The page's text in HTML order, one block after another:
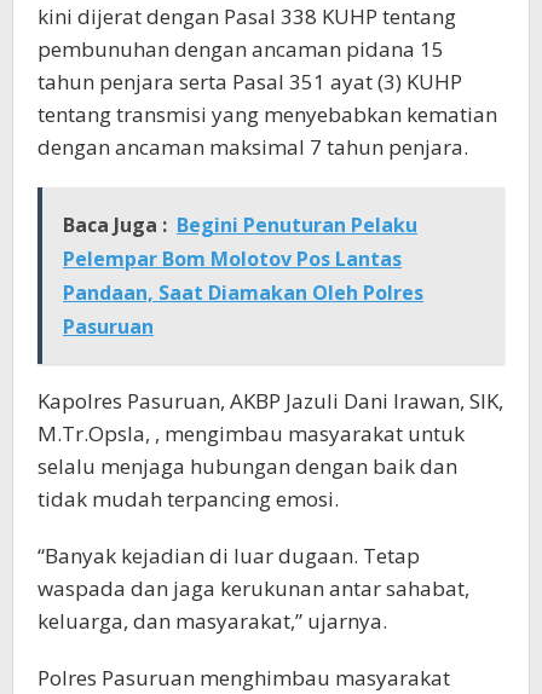
kini dijerat dengan Pasal 338 KUHP tentang
pembunuhan dengan ancaman pidana 15
tahun penjara serta Pasal 351 ayat (3) KUHP
tentang transmisi yang menyebabkan kematian
dengan ancaman maksimal 7 tahun penjara.
Baca Juga : Begini Penuturan Pelaku
Pelempar Bom Molotov Pos Lantas
Pandaan, Saat Diamakan Oleh Polres
Pasuruan
Kapolres Pasuruan, AKBP Jazuli Dani Irawan, SIK,
M.Tr.Opsla, , mengimbau masyarakat untuk
selalu menjaga hubungan dengan baik dan
tidak mudah terpancing emosi.
“Banyak kejadian di luar dugaan. Tetap
waspada dan jaga kerukunan antar sahabat,
keluarga, dan masyarakat,” ujarnya.
Polres Pasuruan menghimbau masyarakat